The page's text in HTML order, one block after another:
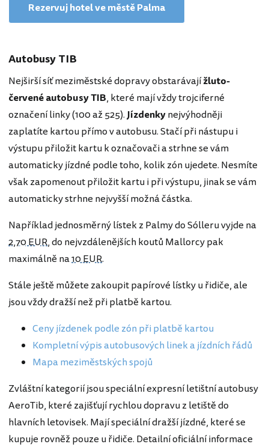
Rezervuj hotel ve městě Palma
Autobusy TIB
Nejširší síť meziměstské dopravy obstarávajížluto-
červené autobusy TIB, které mají vždy trojciferné
označení linky (100 až 525).Jízdenkynejvýhodněji
zaplatíte kartou přímo v autobusu. Stačí při nástupu i
výstupu přiložit kartu k označovači a strhne se vám
automaticky jízdné podle toho, kolik zón ujedete. Nesmíte
však zapomenout přiložit kartu i při výstupu, jinak se vám
automaticky strhne nejvyšší možná částka.
Například jednosměrný lístek z Palmy do Sólleru vyjde na
2,70 EUR, do nejvzdálenějších koutů Mallorcy pak
maximálně na10 EUR.
Stále ještě můžete zakoupit papírové lístky u řidiče, ale
jsou vždy dražší než při platbě kartou.
Ceny jízdenek podle zón při platbě kartou
Kompletní výpis autobusových linek a jízdních řádů
Mapa meziměstských spojů
Zvláštní kategorií jsou speciální expresní letištní autobusy
AeroTib, které zajišťují rychlou dopravu z letiště do
hlavních letovisek. Mají speciální dražší jízdné, které se
kupuje rovněž pouze u řidiče. Detailní oficiální informace